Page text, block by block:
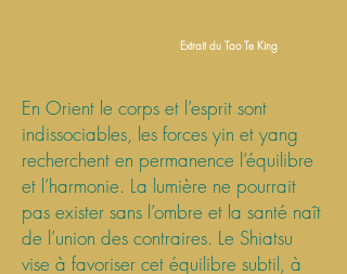
Extrait du Tao Te King
En Orient le corps et l’esprit sont
indissociables, les forces yin et yang
recherchent en permanence l’équilibre
et l’harmonie. La lumière ne pourrait
pas exister sans l’ombre et la santé naît
de l’union des contraires. Le Shiatsu
vise à favoriser cet équilibre subtil, à